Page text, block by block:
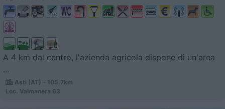
A 4 km dal centro, l'azienda agricola dispone di un'area
...
Asti (AT) - 105.7km
Loc. Valmanera 63